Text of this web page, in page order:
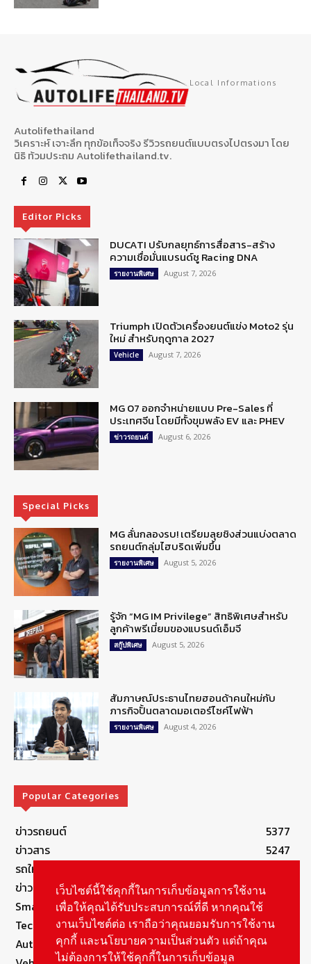
Local Informations
Autolifethailand
วิเคราะห์ เจาะลึก ทุกข้อเท็จจริง รีวิวรถยนต์แบบตรงไปตรงมา โดย
นิธิ ท้วมประถม Autolifethailand.tv.
Editor Picks
DUCATI ปรับกลยุทธ์การสื่อสาร-สร้าง
ความเชื่อมั่นแบรนด์ชู Racing DNA
รายงานพิเศษ August 7, 2026
Triumph เปิดตัวเครื่องยนต์แข่ง Moto2 รุ่น
ใหม่ สำหรับฤดูกาล 2027
Vehicle August 7, 2026
MG 07 ออกจำหน่ายแบบ Pre-Sales ที่
ประเทศจีน โดยมีทั้งขุมพลัง EV และ PHEV
ข่าวรถยนต์ August 6, 2026
Special Picks
MG ลั่นกลองรบ! เตรียมลุยชิงส่วนแบ่งตลาด
รถยนต์กลุ่มไฮบริดเพิ่มขึ้น
รายงานพิเศษ August 5, 2026
รู้จัก “MG IM Privilege” สิทธิพิเศษสำหรับ
ลูกค้าพรีเมี่ยมของแบรนด์เอ็มจี
สกู๊ปพิเศษ August 5, 2026
สัมภาษณ์ประธานไทยฮอนด้าคนใหม่กับ
ภารกิจปั้นตลาดมอเตอร์ไซค์ไฟฟ้า
รายงานพิเศษ August 4, 2026
Popular Categories
ข่าวรถยนต์
5377
ข่าวสาร
5247
รถใหม่
ข่าวประชาสัมพันธ์
Smart Life
Technology
Autolife Lifestyle
เว็บไซต์นี้ใช้คุกกี้ในการเก็บข้อมูลการใช้งาน
เพื่อให้คุณได้รับประสบการณ์ที่ดี หากคุณใช้
งานเว็บไซต์ต่อ เราถือว่าคุณยอมรับการใช้งาน
คุกกี้ และนโยบายความเป็นส่วนตัว แต่ถ้าคุณ
ไม่ต้องการให้ใช้คุกกี้ในการเก็บข้อมูล